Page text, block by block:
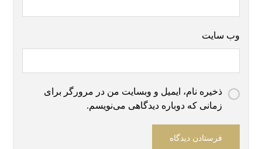
وب‌ سایت
ذخیره نام، ایمیل و وبسایت من در مرورگر برای
زمانی که دوباره دیدگاهی می‌نویسم.